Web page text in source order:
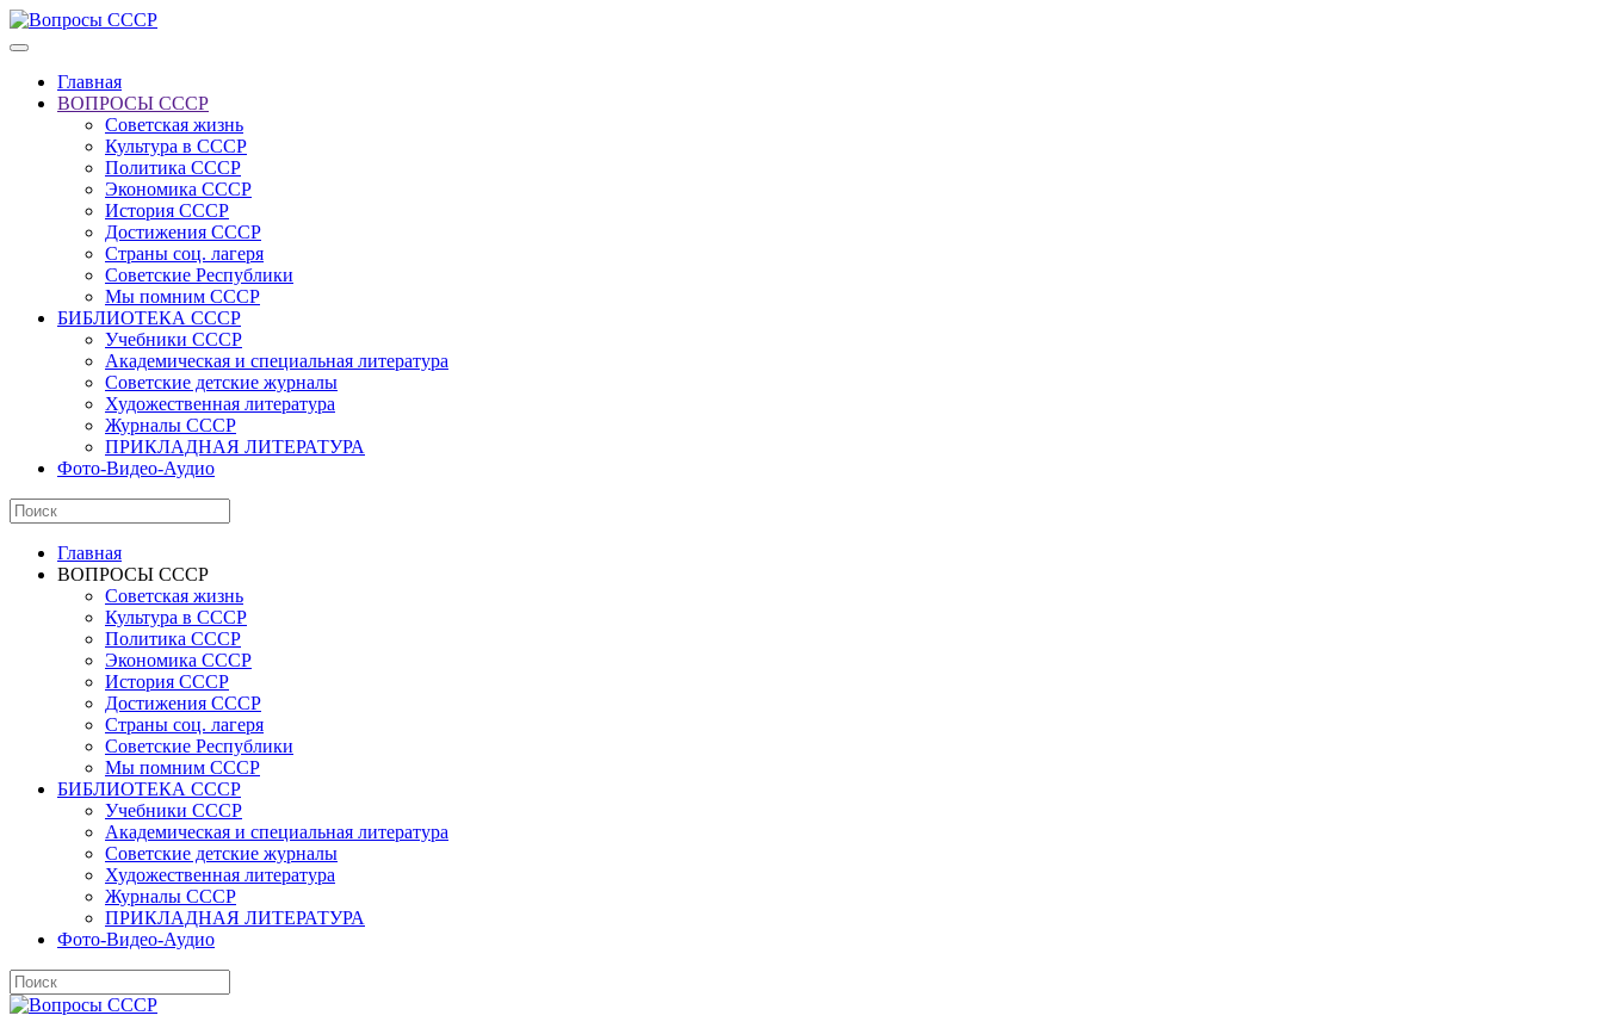
Главная
ВОПРОСЫ СССР
Советская жизнь
Культура в СССР
Политика СССР
Экономика СССР
История СССР
Достижения СССР
Страны соц. лагеря
Советские Республики
Мы помним СССР
БИБЛИОТЕКА СССР
Учебники СССР
Академическая и специальная литература
Советские детские журналы
Художественная литература
Журналы СССР
ПРИКЛАДНАЯ ЛИТЕРАТУРА
Фото-Видео-Аудио
Главная
ВОПРОСЫ СССР
Советская жизнь
Культура в СССР
Политика СССР
Экономика СССР
История СССР
Достижения СССР
Страны соц. лагеря
Советские Республики
Мы помним СССР
БИБЛИОТЕКА СССР
Учебники СССР
Академическая и специальная литература
Советские детские журналы
Художественная литература
Журналы СССР
ПРИКЛАДНАЯ ЛИТЕРАТУРА
Фото-Видео-Аудио